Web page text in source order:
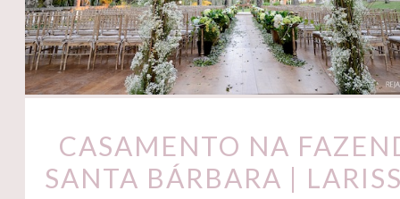
CASAMENTO NA
SANTA BÁRBARA |